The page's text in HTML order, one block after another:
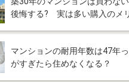
後悔する? 実は多い購入のメ
マンションの耐用年数は47年
がすぎたら住めなくなる？